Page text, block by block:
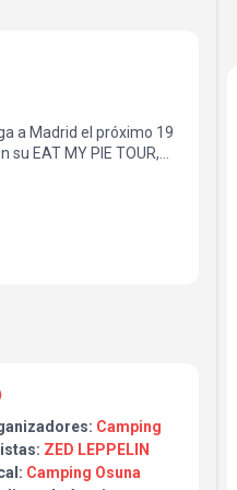
a Madrid el próximo 19
su EAT MY PIE TOUR,
como Granada,
Zeppelin.
la esencia de
personalidad propia.
los riffs y la energía
Camping
ZED LEPPELIN
Camping Osuna